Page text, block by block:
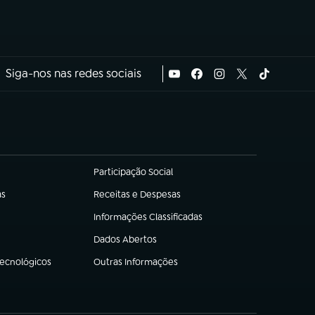
Siga-nos nas redes sociais
Participação Social
(abre em nova aba)
Receitas e Despesas
(abre em nova aba)
Informações Classificadas
(abre em nova aba)
Dados Abertos
(abre em nova aba)
Outras Informações
(abre em nova aba)